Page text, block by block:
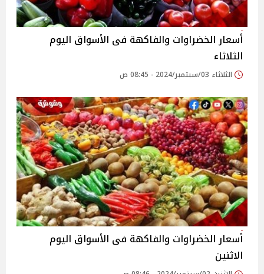
أسعار الخضراوات والفاكهة فى الأسواق‎‎ اليوم
الثلاثاء
الثلاثاء 03/سبتمبر/2024 - 08:45 ص
أسعار الخضراوات والفاكهة فى الأسواق‎‎ اليوم
الاثنين